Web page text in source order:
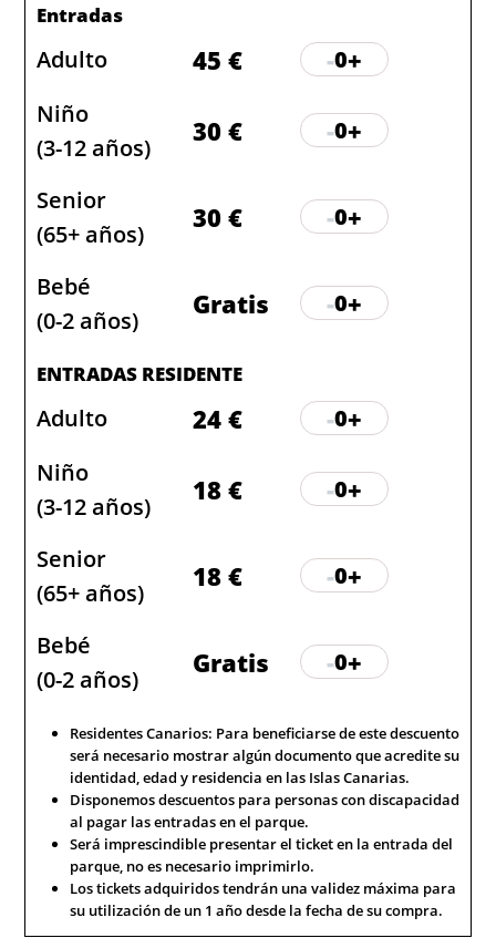
Entradas
Adulto 45 € -0+
Niño
(3-12 años)
30 € -0+
Senior
(65+ años)
30 € -0+
Bebé
(0-2 años)
Gratis -0+
ENTRADAS RESIDENTE
Adulto 24 € -0+
Niño
(3-12 años)
18 € -0+
Senior
(65+ años)
18 € -0+
Bebé
(0-2 años)
Gratis -0+
Residentes Canarios: Para beneficiarse de este descuento
será necesario mostrar algún documento que acredite su
identidad, edad y residencia en las Islas Canarias.
Disponemos descuentos para personas con discapacidad
al pagar las entradas en el parque.
Será imprescindible presentar el ticket en la entrada del
parque, no es necesario imprimirlo.
Los tickets adquiridos tendrán una validez máxima para
su utilización de un 1 año desde la fecha de su compra.